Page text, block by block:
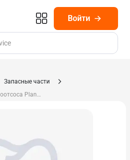
Войти
Запасные части
Кольцо-идентефикатор слюноотсоса Planmeca 10033698